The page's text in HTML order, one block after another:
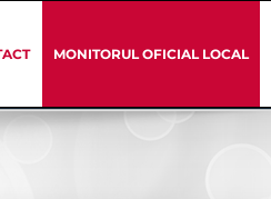
MONITORUL OFICIAL LOCAL